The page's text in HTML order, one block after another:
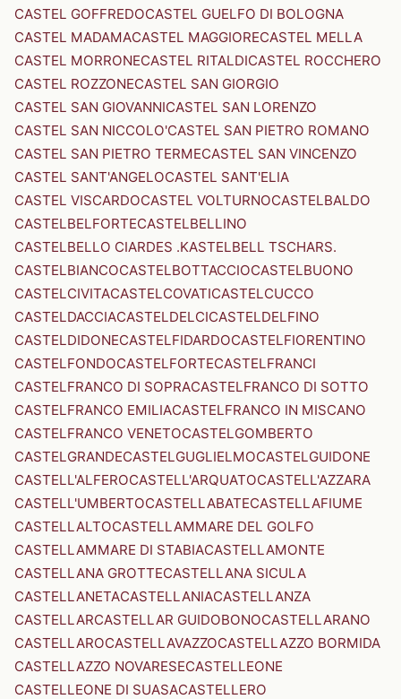
CASTEL GOFFREDOCASTEL GUELFO DI BOLOGNA
CASTEL MADAMACASTEL MAGGIORECASTEL MELLA
CASTEL MORRONECASTEL RITALDICASTEL ROCCHERO
CASTEL ROZZONECASTEL SAN GIORGIO
CASTEL SAN GIOVANNICASTEL SAN LORENZO
CASTEL SAN NICCOLO'CASTEL SAN PIETRO ROMANO
CASTEL SAN PIETRO TERMECASTEL SAN VINCENZO
CASTEL SANT'ANGELOCASTEL SANT'ELIA
CASTEL VISCARDOCASTEL VOLTURNOCASTELBALDO
CASTELBELFORTECASTELBELLINO
CASTELBELLO CIARDES .KASTELBELL TSCHARS.
CASTELBIANCOCASTELBOTTACCIOCASTELBUONO
CASTELCIVITACASTELCOVATICASTELCUCCO
CASTELDACCIACASTELDELCICASTELDELFINO
CASTELDIDONECASTELFIDARDOCASTELFIORENTINO
CASTELFONDOCASTELFORTECASTELFRANCI
CASTELFRANCO DI SOPRACASTELFRANCO DI SOTTO
CASTELFRANCO EMILIACASTELFRANCO IN MISCANO
CASTELFRANCO VENETOCASTELGOMBERTO
CASTELGRANDECASTELGUGLIELMOCASTELGUIDONE
CASTELL'ALFEROCASTELL'ARQUATOCASTELL'AZZARA
CASTELL'UMBERTOCASTELLABATECASTELLAFIUME
CASTELLALTOCASTELLAMMARE DEL GOLFO
CASTELLAMMARE DI STABIACASTELLAMONTE
CASTELLANA GROTTECASTELLANA SICULA
CASTELLANETACASTELLANIACASTELLANZA
CASTELLARCASTELLAR GUIDOBONOCASTELLARANO
CASTELLAROCASTELLAVAZZOCASTELLAZZO BORMIDA
CASTELLAZZO NOVARESECASTELLEONE
CASTELLEONE DI SUASACASTELLERO